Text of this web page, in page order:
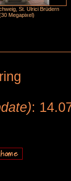
St. Ulrici Brüdern
Megapixel)
: